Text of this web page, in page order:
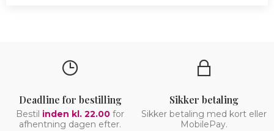
Deadline for bestilling
Bestil inden kl. 22.00 for
afhentning dagen efter.
Sikker betaling
Sikker betaling med kort eller
MobilePay.